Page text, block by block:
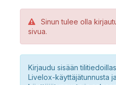
Sinun tulee olla
sivua.
Kirjaudu sisään
Livelox-käyttäjätunnusta